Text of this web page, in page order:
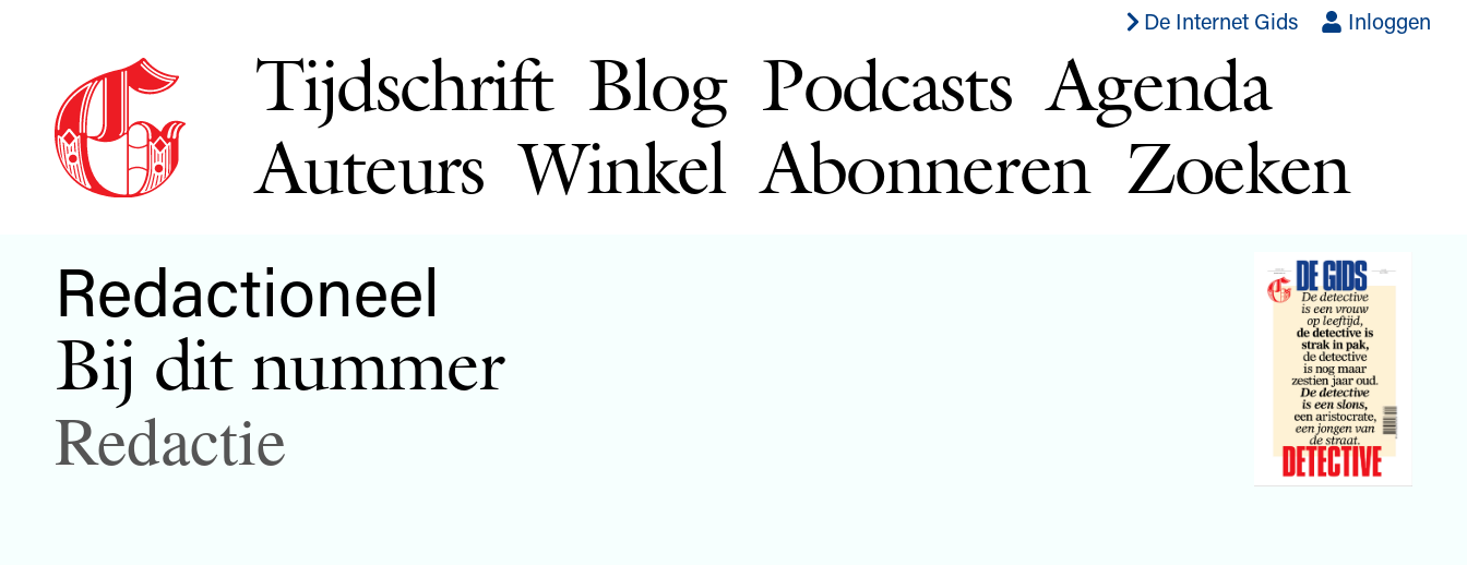
De Internet Gids Inloggen
Tijdschrift Blog Podcasts Agenda
Auteurs Winkel Abonneren Zoeken
Redactioneel
Bij dit nummer
Redactie